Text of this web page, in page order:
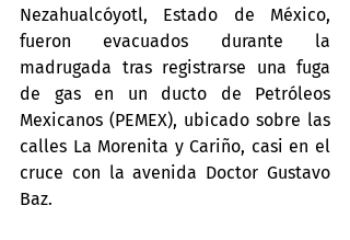
Nezahualcóyotl, Estado de México,
fueron evacuados durante la
madrugada tras registrarse una fuga
de gas en un ducto de Petróleos
Mexicanos (PEMEX), ubicado sobre las
calles La Morenita y Cariño, casi en el
cruce con la avenida Doctor Gustavo
Baz.